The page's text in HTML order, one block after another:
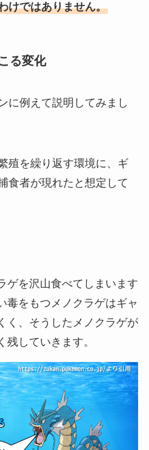
けではありません。
る変化
に例えて説明してみまし
殖を繰り返す環境に、ギ
食者が現れたと想定して
ゲを沢山食べてしまいます
毒をもつメノクラゲはギャ
く、そうしたメノクラゲが
していきます。